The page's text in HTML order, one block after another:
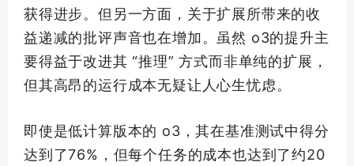
获得进步。但另一方面，关于扩展所带来的收
益递减的批评声音也在增加。虽然 o3的提升主
要得益于改进其 “推理” 方式而非单纯的扩展，
但其高昂的运行成本无疑让人心生忧虑。
即使是低计算版本的 o3，其在基准测试中得分
达到了76%，但每个任务的成本也达到了约20